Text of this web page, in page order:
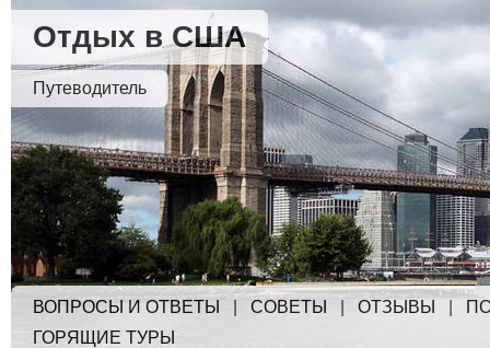
Отдых в США
Путеводитель
ВОПРОСЫ И ОТВЕТЫ СОВЕТЫ ОТЗЫВЫ
ГОРЯЩИЕ ТУРЫ